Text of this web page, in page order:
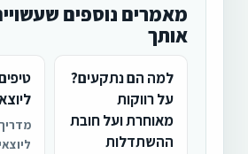
מאמרים נוספים
אותך
למה הם נתקעים?
על רווקות
מאוחרת ועל חובת
ההשתדלות